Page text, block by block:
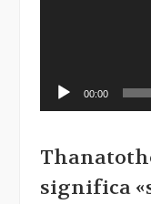
00:00
significa